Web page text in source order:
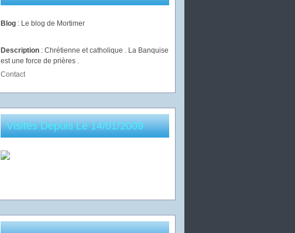
Blog : Le blog de Mortimer
Description : Chrétienne et catholique . La Banquise
est une force de prières .
Contact
Visites Depuis Le 14/01/2009